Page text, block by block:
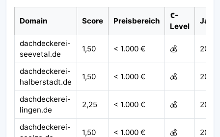
Domain Score Preisbereich
€-
Level
Jahr
dachdeckerei-
seevetal.de
1,50 < 1.000 € 💰 2022
dachdeckerei-
halberstadt.de
1,50 < 1.000 € 💰 2021
dachdeckerei-
lingen.de
2,25 < 1.000 € 💰 2021
dachdeckerei-
1,50 < 1.000 € 💰 2021